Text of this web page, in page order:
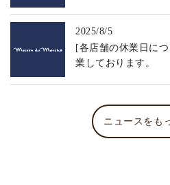
2025/8/5
[各店舗の休業日に
業しております。
ニュースをも